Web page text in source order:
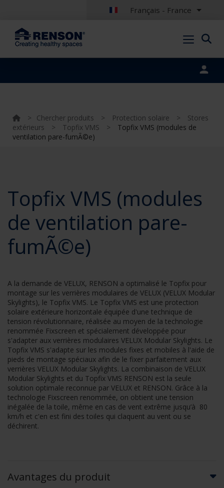
Français - France
> Chercher produits > Protection solaire >
Stores
extérieurs
> Topfix VMS >
Topfix VMS (modules de
ventilation pare-fumÃ©e)
Topfix VMS (modules
de ventilation pare-
fumÃ©e)
A la demande de VELUX, RENSON a optimalisé le Topfix pour
montage sur les verrières modulaires de VELUX (VELUX Modular
Skylights), le Topfix VMS. Le Topfix VMS est une protection
solaire extérieure horizontale équipée d'une technique de
tension révolutionnaire, réalisée au moyen de la technologie
renommée Fixscreen et spécialement développée pour
s'adapter aux verrières modulaires VELUX Modular Skylights. Le
Topfix VMS s'adapte sur les modules fixes et mobiles à l'aide de
pieds de montage spéciaux afin de le fixer parfaitement aux
verrières VELUX Modular Skylights. La combinaison de VELUX
Modular Skylights et du Topfix VMS RENSON est la seule
solution optimale reconnue par VELUX et RENSON. Grâce à la
technologie Fixscreen renommée, on obtient une tension
inégalée de la toile, même en cas de vent extrême jusqu’à 80
km/h et c'en est fini des toiles qui claquent au vent ou se
déchirent.
Avantages du produit